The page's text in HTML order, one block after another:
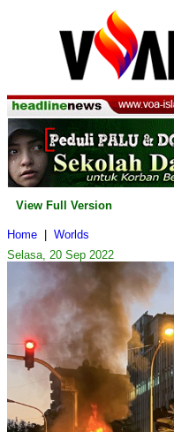
View Full Version
Home
Worlds
Selasa, 20 Sep 2022